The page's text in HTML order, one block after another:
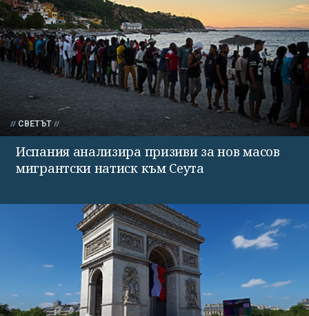
СВЕТЪТ
Испания анализира призиви за нов масов
мигрантски натиск към Сеута